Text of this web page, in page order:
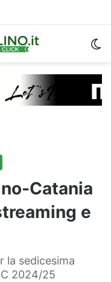
granata
Catania
e
la sedicesima
2024/25